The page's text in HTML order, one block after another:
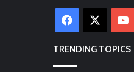
Facebook
TRENDING TOPICS